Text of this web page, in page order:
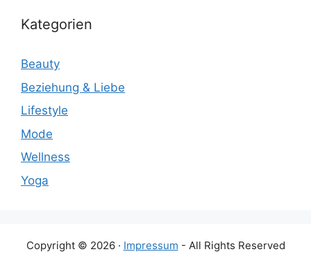
Kategorien
Beauty
Beziehung & Liebe
Lifestyle
Mode
Wellness
Yoga
Copyright © 2026 · Impressum - All Rights Reserved